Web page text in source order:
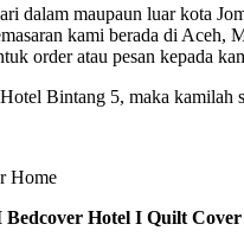
dalam maupaun luar kota
kami berada di
order atau pesan kepada
Bintang 5, maka
Home
Bedcover Hotel I Quilt